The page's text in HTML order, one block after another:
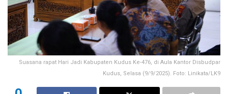
Suasana rapat Hari Jadi Kabupaten Kudus Ke-476, di Aula Kantor Disbudpar
Kudus, Selasa (9/9/2025). Foto: Linikata/LK9